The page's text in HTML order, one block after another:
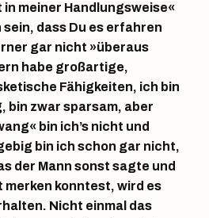
in meiner Handlungsweise«
sein, dass Du es erfahren
gar nicht »überaus
habe großartige,
Fähigkeiten, ich bin
bin zwar sparsam, aber
bin ich’s nicht und
bin ich schon gar nicht,
der Mann sonst sagte und
merken konntest, wird es
Nicht einmal das